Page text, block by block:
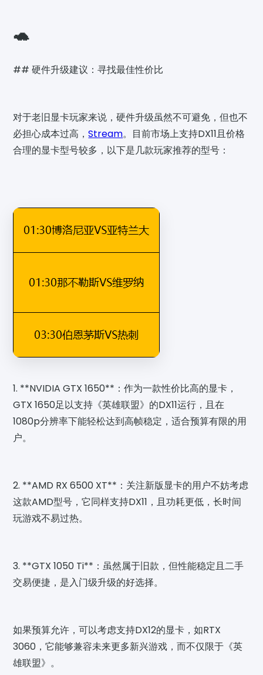
🐢
## 硬件升级建议：寻找最佳性价比
对于老旧显卡玩家来说，硬件升级虽然不可避免，但也不
必担心成本过高，Stream。目前市场上支持DX11且价格
合理的显卡型号较多，以下是几款玩家推荐的型号：
1. **NVIDIA GTX 1650**：作为一款性价比高的显卡，
GTX 1650足以支持《英雄联盟》的DX11运行，且在
1080p分辨率下能轻松达到高帧稳定，适合预算有限的用
户。
2. **AMD RX 6500 XT**：关注新版显卡的用户不妨考虑
这款AMD型号，它同样支持DX11，且功耗更低，长时间
玩游戏不易过热。
3. **GTX 1050 Ti**：虽然属于旧款，但性能稳定且二手
交易便捷，是入门级升级的好选择。
如果预算允许，可以考虑支持DX12的显卡，如RTX
3060，它能够兼容未来更多新兴游戏，而不仅限于《英
雄联盟》。